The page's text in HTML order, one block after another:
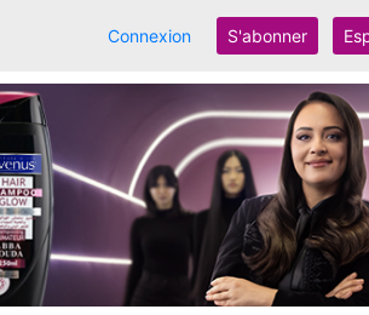
Connexion S'abonner